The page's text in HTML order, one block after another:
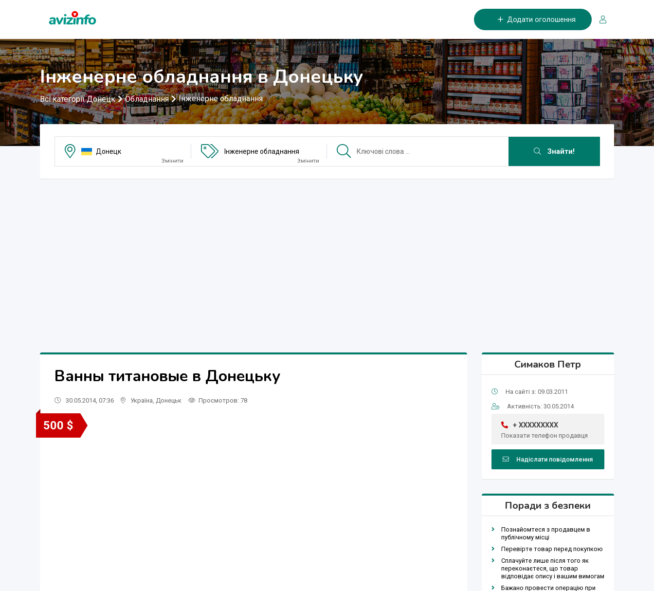
Додати оголошення
Інженерне обладнання в Донецьку
Всі категорії Донецк Обладнання Інженерне обладнання
Донецк
Змінити
Інженерне обладнання
Змінити
Знайти!
Ванны титановые в Донецьку
30.05.2014, 07:36 Україна Донецьк Просмотров: 78
500 $
Симаков Петр
На сайті з: 09.03.2011
Активність: 30.05.2014
+ XXXXXXXXX
Показати телефон продавця
Надіслати повідомлення
Поради з безпеки
Познайомтеся з продавцем в
публічному місці
Перевірте товар перед покупкою
Сплачуйте лише після того як
переконаєтеся, що товар
відповідає опису і вашим вимогам
Бажано провести операцію при